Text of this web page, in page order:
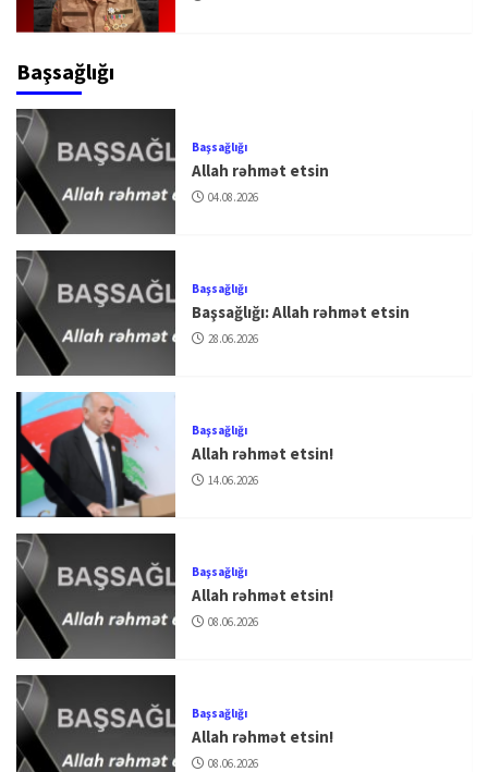
Başsağlığı
Başsağlığı
Allah rəhmət etsin
04.08.2026
Başsağlığı
Başsağlığı: Allah rəhmət etsin
28.06.2026
Başsağlığı
Allah rəhmət etsin!
14.06.2026
Başsağlığı
Allah rəhmət etsin!
08.06.2026
Başsağlığı
Allah rəhmət etsin!
08.06.2026